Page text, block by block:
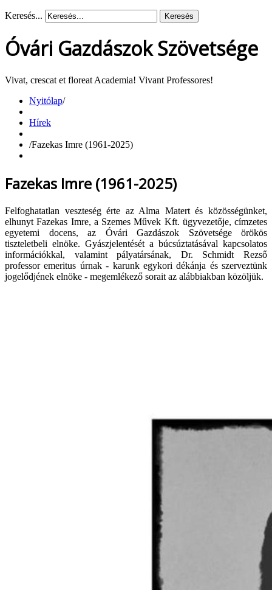
Keresés... Keresés
Óvári Gazdászok Szövetsége
Vivat, crescat et floreat Academia! Vivant Professores!
Nyitólap/
Hírek
/Fazekas Imre (1961-2025)
Fazekas Imre (1961-2025)
Felfoghatatlan veszteség érte az Alma Matert és közösségünket,
elhunyt Fazekas Imre, a Szemes Művek Kft. ügyvezetője, címzetes
egyetemi docens, az Óvári Gazdászok Szövetsége örökös
tiszteletbeli elnöke. Gyászjelentését a búcsúztatásával kapcsolatos
információkkal, valamint pályatársának, Dr. Schmidt Rezső
professor emeritus úrnak - karunk egykori dékánja és szerveztünk
jogelődjének elnöke - megemlékező sorait az alábbiakban közöljük.